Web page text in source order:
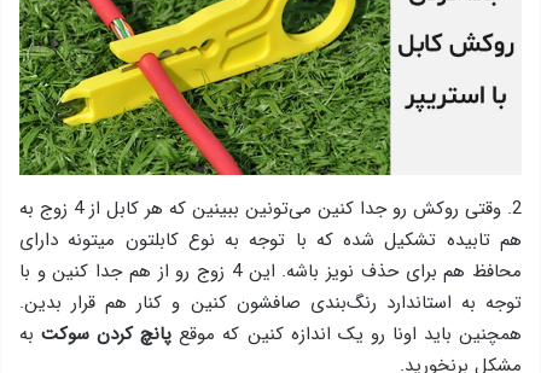
2. وقتی روکش رو جدا کنین می‌تونین ببینین که هر کابل از 4 زوج به
هم تابیده تشکیل شده که با توجه به نوع کابلتون میتونه دارای
محافظ هم برای حذف نویز باشه. این 4 زوج رو از هم جدا کنین و با
توجه به استاندارد رنگ‌بندی صافشون کنین و کنار هم قرار بدین.
همچنین باید اونا رو یک اندازه کنین که موقع پانچ کردن سوکتبه
مشکل برنخورید.